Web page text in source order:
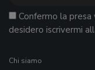
Confermo la presa
desidero iscrivermi
Chi siamo